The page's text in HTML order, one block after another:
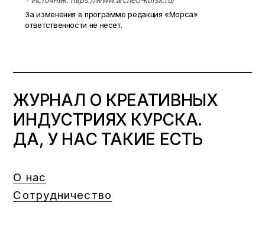
За изменения в программе редакция «Морса»
ответственности не несет.
ЖУРНАЛ О КРЕАТИВНЫХ
ИНДУСТРИЯХ КУРСКА.
ДА, У НАС ТАКИЕ ЕСТЬ
О нас
Сотрудничество